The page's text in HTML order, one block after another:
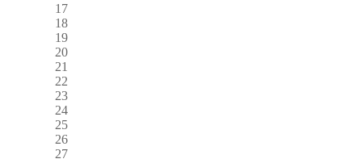
17
18
19
20
21
22
23
24
25
26
27